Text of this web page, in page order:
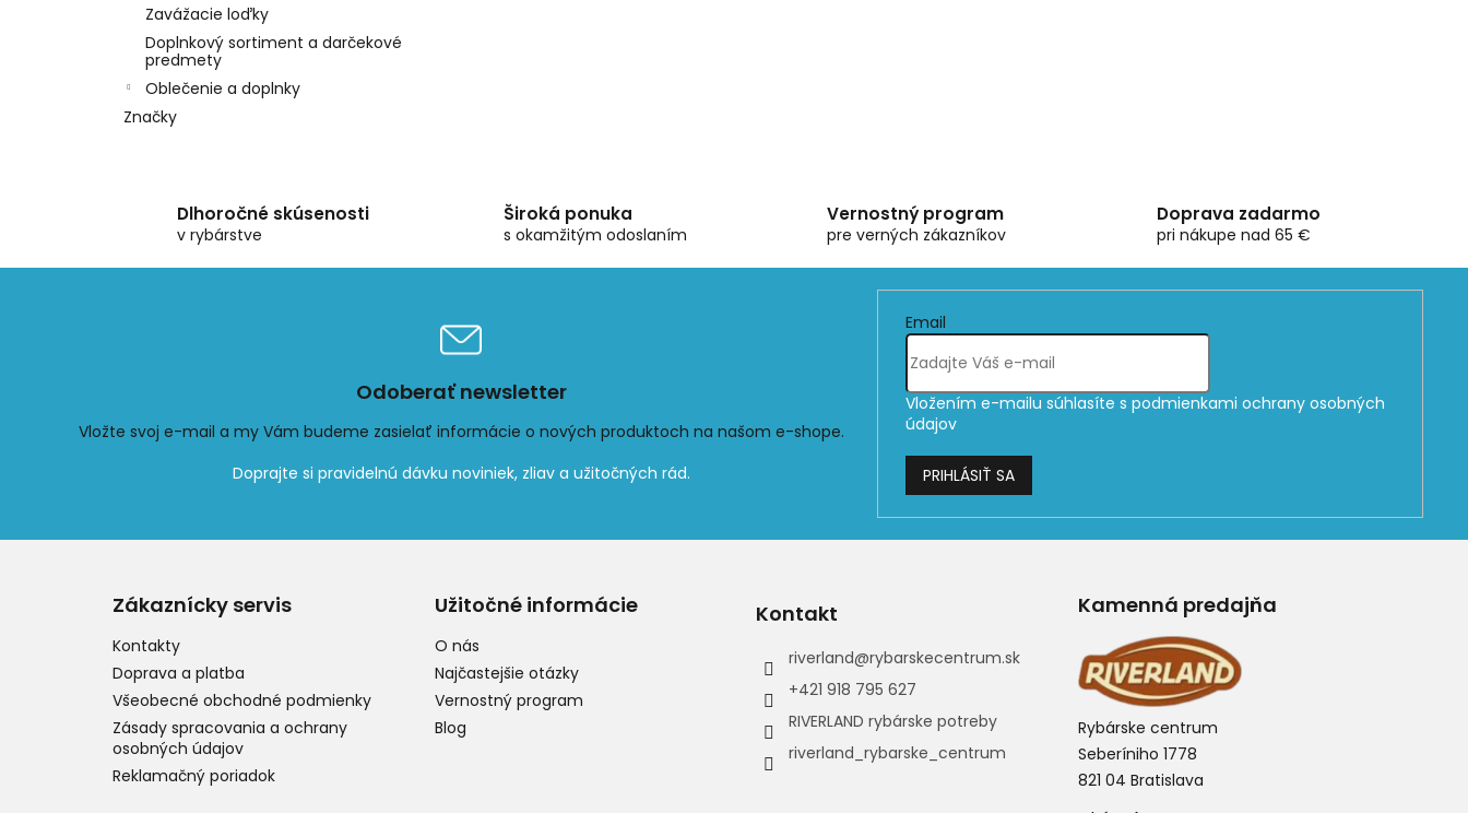
Zavážacie loďky
Doplnkový sortiment a darčekové
predmety
Oblečenie a doplnky
Značky
Dlhoročné skúsenosti
v rybárstve
Široká ponuka
s okamžitým odoslaním
Vernostný program
pre verných zákazníkov
Doprava zadarmo
pri nákupe nad 65 €
Odoberať newsletter
Vložte svoj e-mail a my Vám budeme zasielať informácie o nových produktoch na našom e-shope.
Email
Vložením e-mailu súhlasíte s podmienkami ochrany osobných
údajov
PRIHLÁSIŤ SA
Z
Zákaznícky servis
Kontakty
Doprava a platba
Všeobecné obchodné podmienky
Zásady spracovania a ochrany
osobných údajov
Reklamačný poriadok
Užitočné informácie
O nás
Najčastejšie otázky
Vernostný program
Blog
Kontakt
riverland@rybarskecentrum.sk
+421 918 795 627
RIVERLAND rybárske potreby
riverland_rybarske_centrum
Kamenná predajňa
Rybárske centrum
Seberíniho 1778
821 04 Bratislava